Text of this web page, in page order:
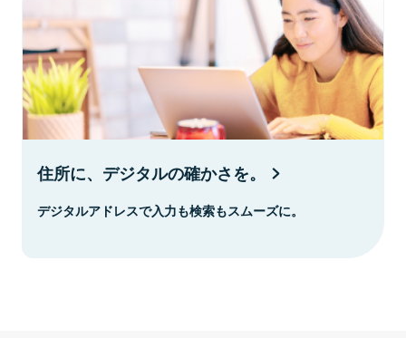
住所に、デジタルの確かさを。
デジタルアドレスで入力も検索もスムーズに。